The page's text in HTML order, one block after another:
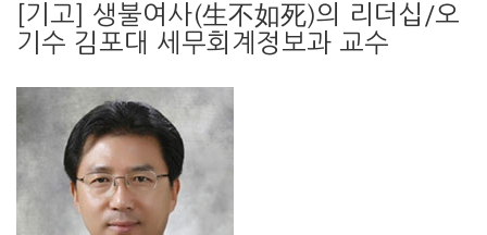
[기고] 생불여사(生不如死)의 리더십/오
기수 김포대 세무회계정보과 교수